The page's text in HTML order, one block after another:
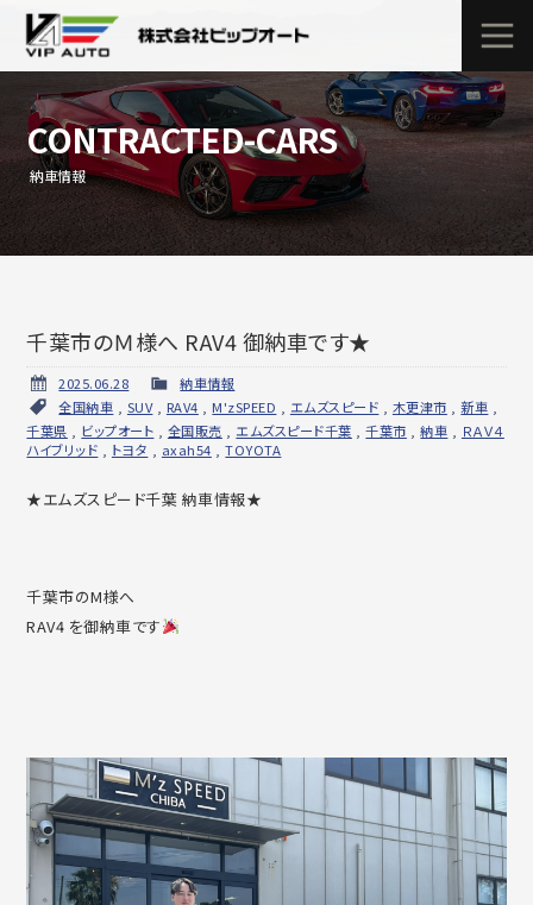
CONTRACTED-CARS
納車情報
千葉市のＭ様へ RAV4 御納車です★
2025.06.28
納車情報
全国納車
SUV, RAV4 M'zSPEED エムズスピード 木更津市 ,新車
千葉県
ビップオート 全国販売 エムズスピード千葉 ,千葉市 ,納車
ＲＡＶ４
ハイブリッド
トヨタ axah54 ,TOYOTA
★エムズスピード千葉 納車情報★
千葉市のM様へ
RAV4 を御納車です